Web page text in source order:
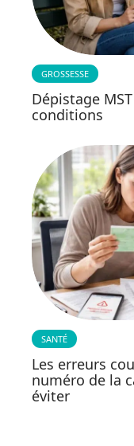
GROSSESSE
Dépistage
conditions
SANTÉ
Les erreurs
numéro de la
éviter